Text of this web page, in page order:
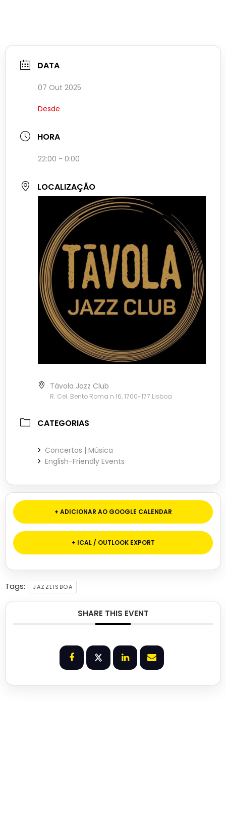
DATA
07 Out 2025
Desde
HORA
22:00 - 0:00
LOCALIZAÇÃO
Távola Jazz Club
R. Cel. Bento Roma n 16, 1700-177 Lisboa
CATEGORIAS
Concertos | Música
English-Friendly Events
+ ADICIONAR AO GOOGLE CALENDAR
+ ICAL / OUTLOOK EXPORT
Tags: JAZZLISBOA
SHARE THIS EVENT